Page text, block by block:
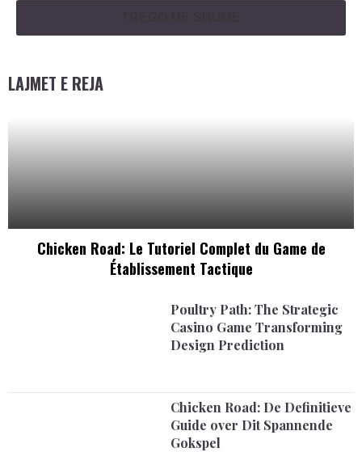
LAJMET E REJA
Chicken Road: Le Tutoriel Complet du Game de
Établissement Tactique
Poultry Path: The Strategic
Casino Game Transforming
Design Prediction
Chicken Road: De Definitieve
Guide over Dit Spannende
Gokspel